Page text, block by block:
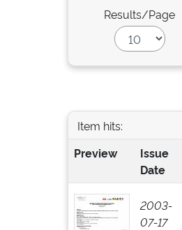
Results/Page
Item hits:
Preview
Issue
Date
2003-
07-17